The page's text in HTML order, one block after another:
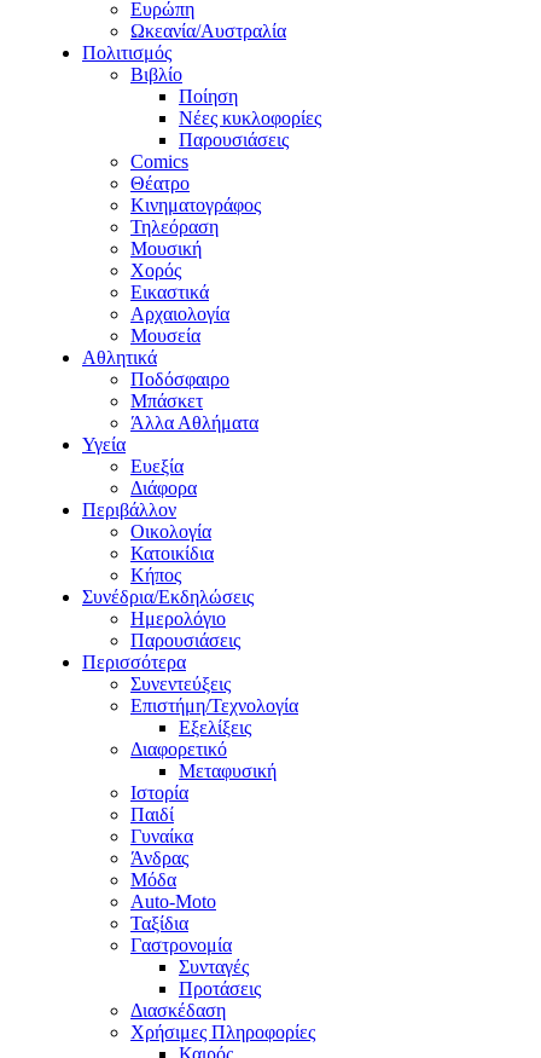
Ευρώπη
Ωκεανία/Αυστραλία
Πολιτισμός
Βιβλίο
Ποίηση
Νέες κυκλοφορίες
Παρουσιάσεις
Comics
Θέατρο
Κινηματογράφος
Τηλεόραση
Μουσική
Χορός
Εικαστικά
Αρχαιολογία
Μουσεία
Αθλητικά
Ποδόσφαιρο
Μπάσκετ
Άλλα Αθλήματα
Υγεία
Ευεξία
Διάφορα
Περιβάλλον
Οικολογία
Κατοικίδια
Κήπος
Συνέδρια/Εκδηλώσεις
Ημερολόγιο
Παρουσιάσεις
Περισσότερα
Συνεντεύξεις
Επιστήμη/Τεχνολογία
Εξελίξεις
Διαφορετικό
Μεταφυσική
Ιστορία
Παιδί
Γυναίκα
Άνδρας
Μόδα
Auto-Moto
Ταξίδια
Γαστρονομία
Συνταγές
Προτάσεις
Διασκέδαση
Χρήσιμες Πληροφορίες
Καιρός